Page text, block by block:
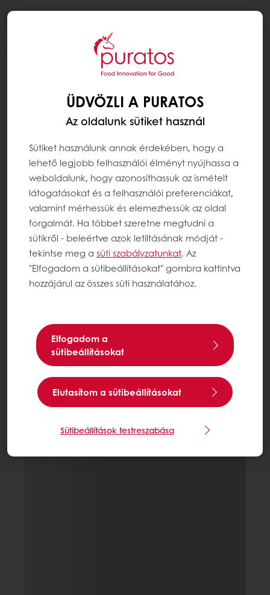
ÜDVÖZLI A PURATOS
Az oldalunk sütiket használ
Sütiket használunk annak érdekében, hogy a
lehető legjobb felhasználói élményt nyújhassa a
weboldalunk, hogy azonosíthassuk az ismételt
látogatásokat és a felhasználói preferenciákat,
valamint mérhessük és elemezhessük az oldal
forgalmát. Ha többet szeretne megtudni a
sütikről - beleértve azok letiltásának módját -
tekintse meg a süti szabályzatunkat. Az
"Elfogadom a sütibeállításokat" gombra kattintva
hozzájárul az összes süti használatához.
Elfogadom a
sütibeállításokat
Elutasítom a sütibeállításokat
Sütibeállítások testreszabása